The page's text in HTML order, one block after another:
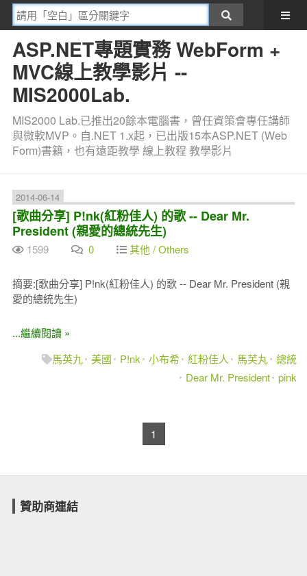
ASP.NET專題實務 WebForm +
MVC線上教學影片 --
MIS2000Lab.
MIS2000 Lab.已推出20餘本電腦書，曾任資策會專任講師
與微軟MVP。自.NET 1.x起，已出版15本ASP.NET (Web
Form)書籍，也有遠距教學 線上教程 教學影片
2014-06-14
[歌曲分享] P!nk(紅粉佳人) 的歌 -- Dear Mr.
President (親愛的總統先生)
1599 0 其他 / Others
摘要:[歌曲分享] P!nk(紅粉佳人) 的歌 -- Dear Mr. President (親
愛的總統先生)
...繼續閱讀 »
馬英九 美國 P!nk 小布希 紅粉佳人 馬芙丸 總統
Dear Mr. President pink
1
贊助商連結